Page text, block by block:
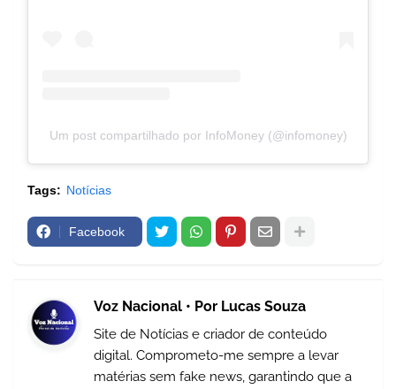
Um post compartilhado por InfoMoney (@infomoney)
Tags: Notícias
Facebook
Voz Nacional • Por Lucas Souza
Site de Notícias e criador de conteúdo
digital. Comprometo-me sempre a levar
matérias sem fake news, garantindo que a